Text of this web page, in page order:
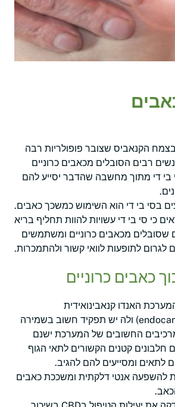
הקנאביס שצובר פופולריות רבה
רבים הסובלים מכאבים כרוניים
די מתוך מחשבה שהדבר יסייע להם
בסי בי די הוא השימוש כמשכך כאבים.
כי סי בי די עשויות להוות תחליף בריא
שסובלים מכאבים כרוניים ומשתמשים
לגרום לתופעות לוואי קשור ולהתמכרות.
כאבים כרוניים
האנדו קנאבינואידית
(endocannabinoid system) ולה יש תפקיד חשוב בשמירה
החשובים של המערכת ישנם
חלבונים קטנים הקשורים לתאי הגוף
לתאים ומסייעים להם להגיב.
להשפעה אנטי דלקתית ומשככת כאבים